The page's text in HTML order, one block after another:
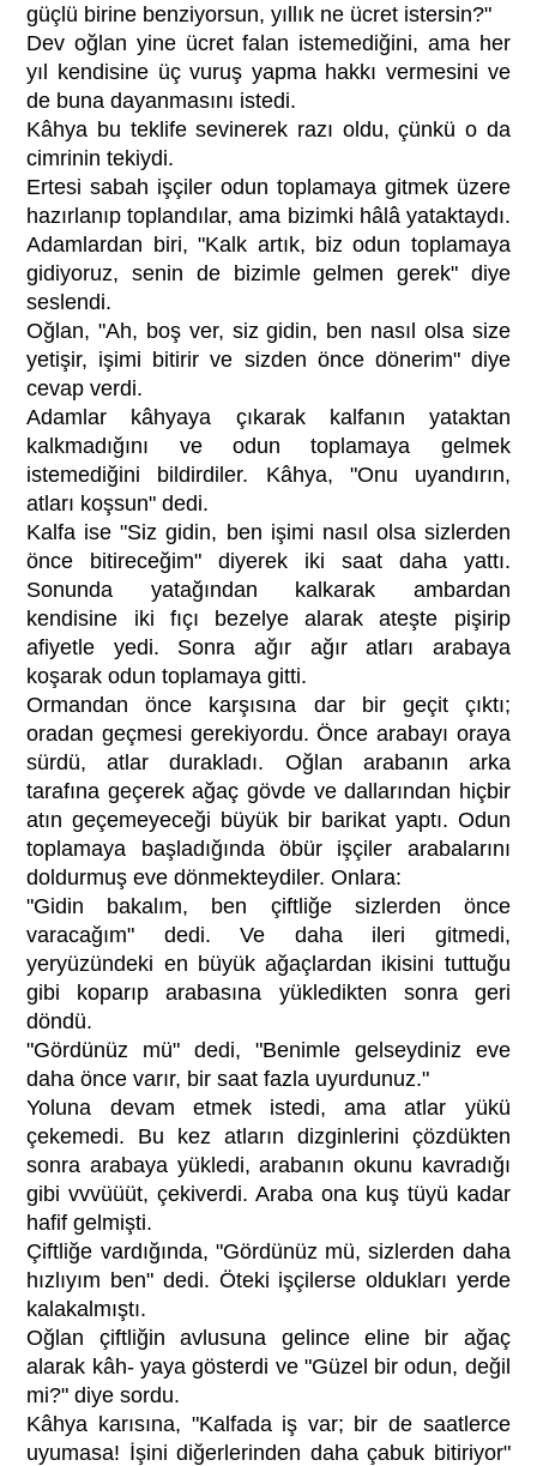
güçlü birine benziyorsun, yıllık ne ücret istersin?"
Dev oğlan yine ücret falan istemediğini, ama her
yıl kendisine üç vuruş yapma hakkı vermesini ve
de buna dayanmasını istedi.
Kâhya bu teklife sevinerek razı oldu, çünkü o da
cimrinin tekiydi.
Ertesi sabah işçiler odun toplamaya gitmek üzere
hazırlanıp toplandılar, ama bizimki hâlâ yataktaydı.
Adamlardan biri, "Kalk artık, biz odun toplamaya
gidiyoruz, senin de bizimle gelmen gerek" diye
seslendi.
Oğlan, "Ah, boş ver, siz gidin, ben nasıl olsa size
yetişir, işimi bitirir ve sizden önce dönerim" diye
cevap verdi.
Adamlar kâhyaya çıkarak kalfanın yataktan
kalkmadığını ve odun toplamaya gelmek
istemediğini bildirdiler. Kâhya, "Onu uyandırın,
atları koşsun" dedi.
Kalfa ise "Siz gidin, ben işimi nasıl olsa sizlerden
önce bitireceğim" diyerek iki saat daha yattı.
Sonunda yatağından kalkarak ambardan
kendisine iki fıçı bezelye alarak ateşte pişirip
afiyetle yedi. Sonra ağır ağır atları arabaya
koşarak odun toplamaya gitti.
Ormandan önce karşısına dar bir geçit çıktı;
oradan geçmesi gerekiyordu. Önce arabayı oraya
sürdü, atlar durakladı. Oğlan arabanın arka
tarafına geçerek ağaç gövde ve dallarından hiçbir
atın geçemeyeceği büyük bir barikat yaptı. Odun
toplamaya başladığında öbür işçiler arabalarını
doldurmuş eve dönmekteydiler. Onlara:
"Gidin bakalım, ben çiftliğe sizlerden önce
varacağım" dedi. Ve daha ileri gitmedi,
yeryüzündeki en büyük ağaçlardan ikisini tuttuğu
gibi koparıp arabasına yükledikten sonra geri
döndü.
"Gördünüz mü" dedi, "Benimle gelseydiniz eve
daha önce varır, bir saat fazla uyurdunuz."
Yoluna devam etmek istedi, ama atlar yükü
çekemedi. Bu kez atların dizginlerini çözdükten
sonra arabaya yükledi, arabanın okunu kavradığı
gibi vvvüüüt, çekiverdi. Araba ona kuş tüyü kadar
hafif gelmişti.
Çiftliğe vardığında, "Gördünüz mü, sizlerden daha
hızlıyım ben" dedi. Öteki işçilerse oldukları yerde
kalakalmıştı.
Oğlan çiftliğin avlusuna gelince eline bir ağaç
alarak kâh- yaya gösterdi ve "Güzel bir odun, değil
mi?" diye sordu.
Kâhya karısına, "Kalfada iş var; bir de saatlerce
uyumasa! İşini diğerlerinden daha çabuk bitiriyor"